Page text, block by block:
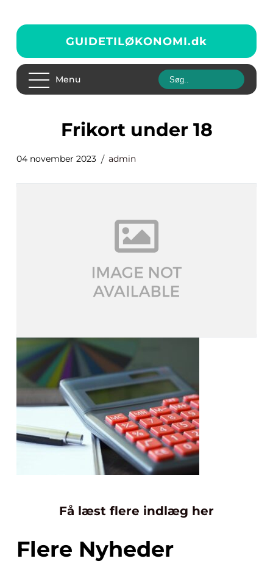
GUIDETILØKONOMI.dk
Menu
frikort under 18
04 november 2023 admin
Få læst flere indlæg her
Flere Nyheder